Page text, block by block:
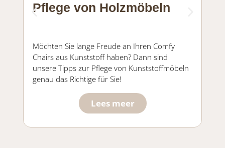
Pflege von Holzmöbeln
Möchten Sie lange Freude an Ihren Comfy
Chairs aus Kunststoff haben? Dann sind
unsere Tipps zur Pflege von Kunststoffmöbeln
genau das Richtige für Sie!
Lees meer